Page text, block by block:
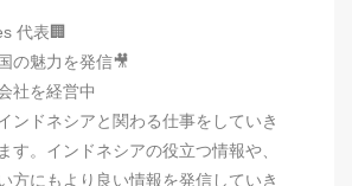
代表🏢
の魅力を発信🎥
社を経営中
ンドネシアと関わる仕事をしていき
す。インドネシアの役立つ情報や、
方にもより良い情報を発信していき